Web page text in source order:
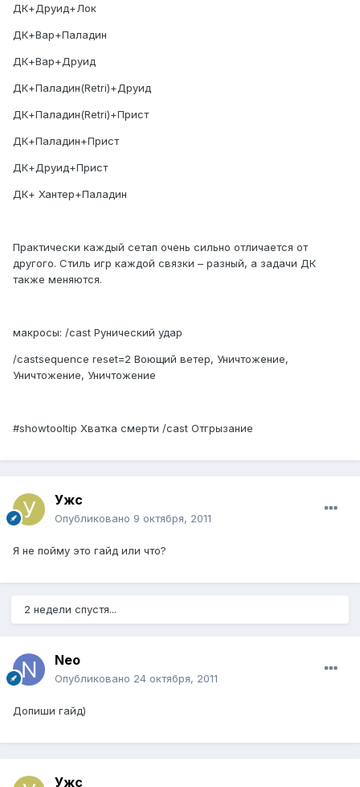
ДК+Друид+Лок
ДК+Вар+Паладин
ДК+Вар+Друид
ДК+Паладин(Retri)+Друид
ДК+Паладин(Retri)+Прист
ДК+Паладин+Прист
ДК+Друид+Прист
ДК+ Хантер+Паладин
Практически каждый сетап очень сильно отличается от
другого. Стиль игр каждой связки – разный, а задачи ДК
также меняются.
макросы: /cast Рунический удар
/castsequence reset=2 Воющий ветер, Уничтожение,
Уничтожение, Уничтожение
#showtooltip Хватка смерти /cast Отгрызание
Ужс
Опубликовано 9 октября, 2011
Я не пойму это гайд или что?
2 недели спустя...
Neo
Опубликовано 24 октября, 2011
Допиши гайд)
Ужс